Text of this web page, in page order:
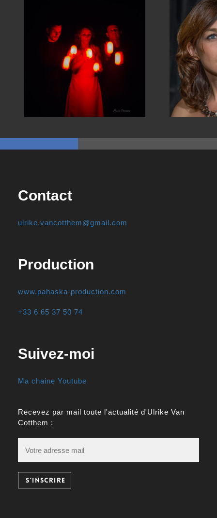
Contact
ulrike.vancotthem@gmail.com
Production
www.pahaska-production.com
+33 6 65 37 50 74
Suivez-moi
Ma chaine Youtube
Recevez par mail toute l'actualité d'Ulrike Van
Cotthem :